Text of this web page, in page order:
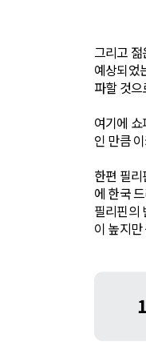
그리고
예상되었
파할 것
여기에
인 만큼
한편 필
에 한국
필리핀의
이 높지